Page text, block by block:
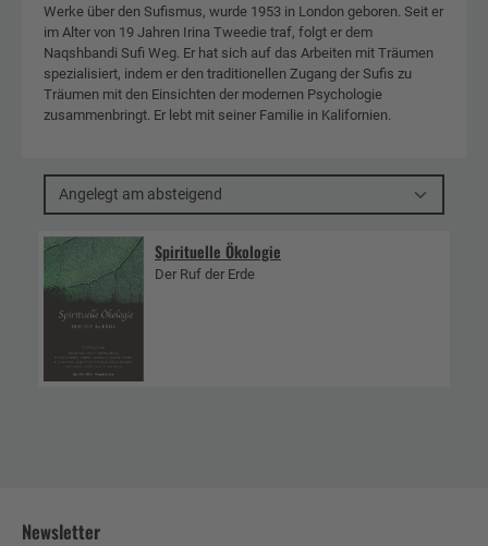
Werke über den Sufismus, wurde 1953 in London geboren. Seit er
im Alter von 19 Jahren Irina Tweedie traf, folgt er dem
Naqshbandi Sufi Weg. Er hat sich auf das Arbeiten mit Träumen
spezialisiert, indem er den traditionellen Zugang der Sufis zu
Träumen mit den Einsichten der modernen Psychologie
zusammenbringt. Er lebt mit seiner Familie in Kalifornien.
Angelegt am absteigend
Spirituelle Ökologie
Der Ruf der Erde
Newsletter